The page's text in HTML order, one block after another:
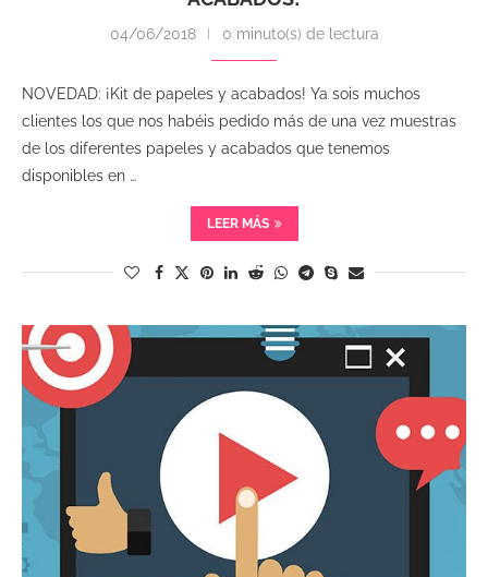
04/06/2018 0 minuto(s) de lectura
NOVEDAD: ¡Kit de papeles y acabados! Ya sois muchos
clientes los que nos habéis pedido más de una vez muestras
de los diferentes papeles y acabados que tenemos
disponibles en …
LEER MÁS